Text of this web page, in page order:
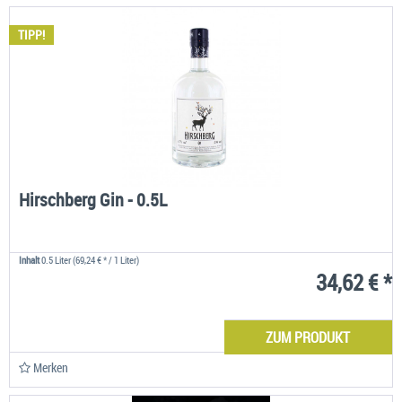
TIPP!
Hirschberg Gin - 0.5L
Inhalt0.5 Liter(69,24 € * / 1 Liter)
34,62 € *
ZUM PRODUKT
Merken